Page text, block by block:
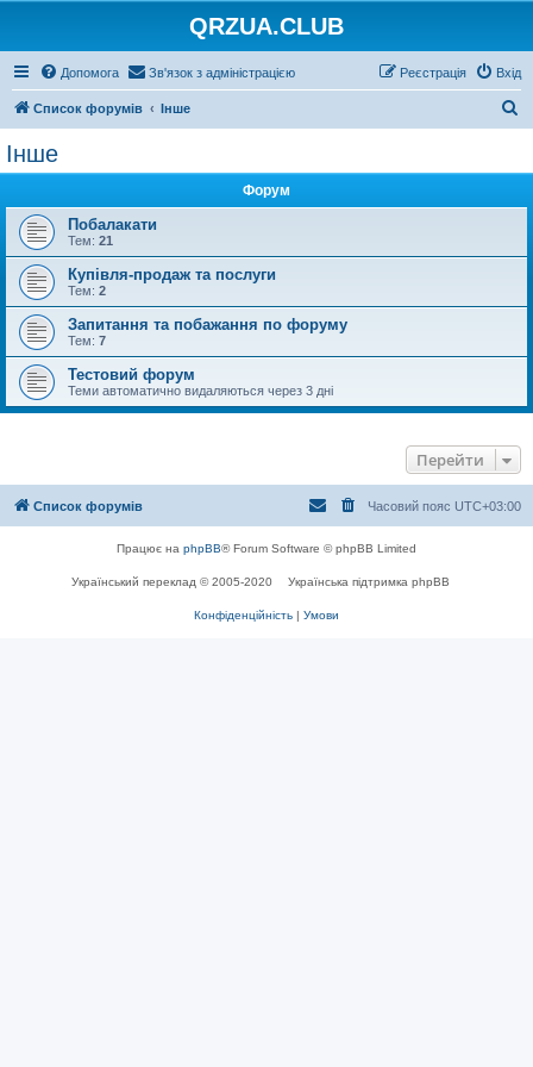
QRZUA.CLUB
Допомога Зв'язок з адміністрацією Вхід
Реєстрація
Список форумів Інше
Інше
Форум
Побалакати
Тем: 21
Купівля-продаж та послуги
Тем: 2
Запитання та побажання по форуму
Тем: 7
Тестовий форум
Теми автоматично видаляються через 3 дні
Перейти
Список форумів Часовий пояс UTC+03:00
Працює на phpBB® Forum Software © phpBB Limited
Український переклад © 2005-2020 Українська підтримка phpBB
Конфіденційність | Умови